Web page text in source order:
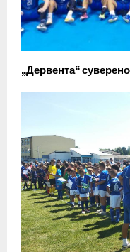
„Дервента“